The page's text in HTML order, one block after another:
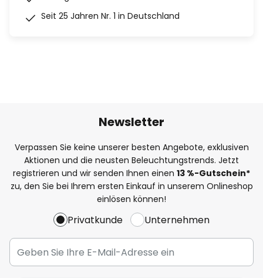
Seit 25 Jahren Nr. 1 in Deutschland
Newsletter
Verpassen Sie keine unserer besten Angebote, exklusiven
Aktionen und die neusten Beleuchtungstrends. Jetzt
registrieren und wir senden Ihnen einen 13 %-Gutschein*
zu, den Sie bei Ihrem ersten Einkauf in unserem Onlineshop
einlösen können!
Privatkunde Unternehmen